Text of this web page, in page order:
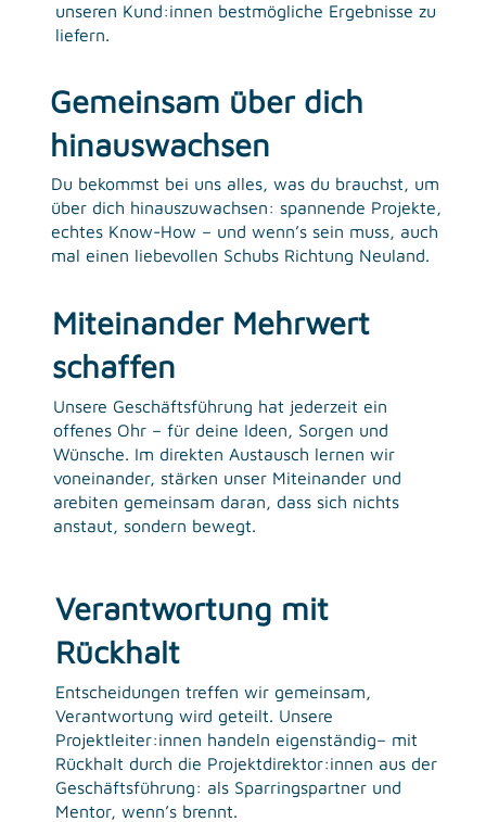
unseren Kund:innen bestmögliche Ergebnisse zu
liefern.
Gemeinsam über dich
hinauswachsen
Du bekommst bei uns alles, was du brauchst, um
über dich hinauszuwachsen: spannende Projekte,
echtes Know-How – und wenn’s sein muss, auch
mal einen liebevollen Schubs Richtung Neuland.
Miteinander Mehrwert
schaffen
Unsere Geschäftsführung hat jederzeit ein
offenes Ohr – für deine Ideen, Sorgen und
Wünsche. Im direkten Austausch lernen wir
voneinander, stärken unser Miteinander und
arebiten gemeinsam daran, dass sich nichts
anstaut, sondern bewegt.
Verantwortung mit
Rückhalt
Entscheidungen treffen wir gemeinsam,
Verantwortung wird geteilt. Unsere
Projektleiter:innen handeln eigenständig– mit
Rückhalt durch die Projektdirektor:innen aus der
Geschäftsführung: als Sparringspartner und
Mentor, wenn’s brennt.